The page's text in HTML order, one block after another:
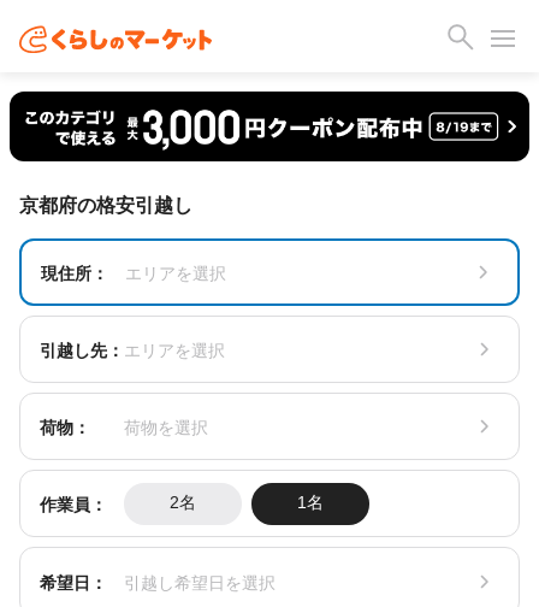
京都府の格安引越し
現住所： エリアを選択
引越し先： エリアを選択
荷物： 荷物を選択
作業員： 2名 1名
希望日： 引越し希望日を選択